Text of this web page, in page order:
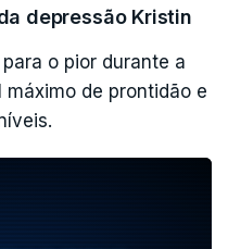
depressão Kristin
o pior durante a
de prontidão e